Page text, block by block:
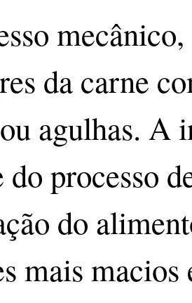
da carne
agulhas. A
processo
do
mais macios